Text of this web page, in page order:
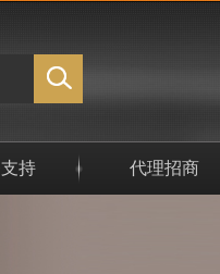
持 代理招商